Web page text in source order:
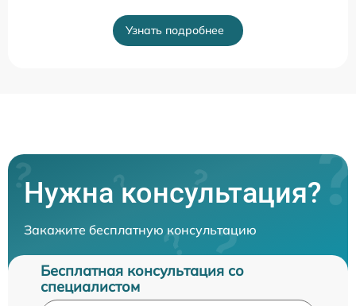
Узнать подробнее
Нужна консультация?
Закажите бесплатную консультацию
Бесплатная консультация со
специалистом